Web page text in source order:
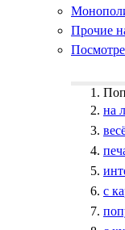
Прочие
на
с